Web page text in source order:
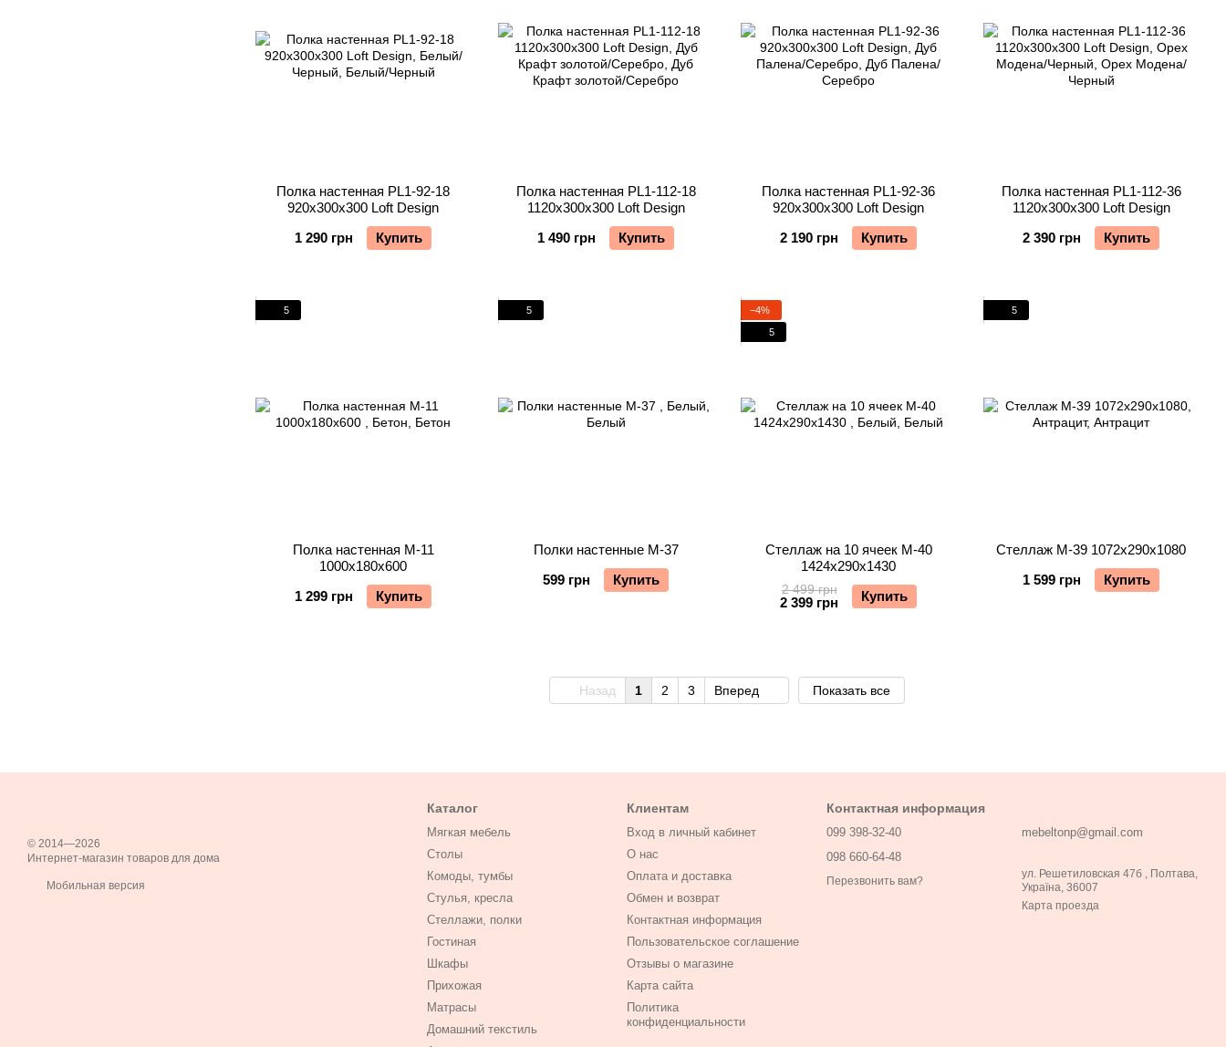
Полка настенная PL1-92-18
920х300х300 Loft Design
1 290 грн
Купить
Полка настенная PL1-112-18
1120х300х300 Loft Design
1 490 грн
Купить
Полка настенная PL1-92-36
920х300х300 Loft Design
2 190 грн
Купить
Полка настенная PL1-112-36
1120х300х300 Loft Design
2 390 грн
Купить
5
Полка настенная М-11
1000х180х600
1 299 грн
Купить
5
Полки настенные М-37
599 грн
Купить
−4%
5
Стеллаж на 10 ячеек М-40
1424х290х1430
2 499 грн
2 399 грн Купить
5
Стеллаж М-39 1072х290х1080
1 599 грн
Купить
Назад 1 2 3 Вперед Показать все
© 2014—2026
Интернет-магазин товаров для дома
Мобильная версия
Каталог
Мягкая мебель
Столы
Комоды, тумбы
Стулья, кресла
Стеллажи, полки
Гостиная
Шкафы
Прихожая
Матрасы
Домашний текстиль
Клиентам
Вход в личный кабинет
О нас
Оплата и доставка
Обмен и возврат
Контактная информация
Пользовательское соглашение
Отзывы о магазине
Карта сайта
Политика
конфиденциальности
Контактная информация
099 398-32-40
098 660-64-48
Перезвонить вам?
mebeltonp@gmail.com
ул. Решетиловская 47б , Полтава,
Україна, 36007
Карта проезда